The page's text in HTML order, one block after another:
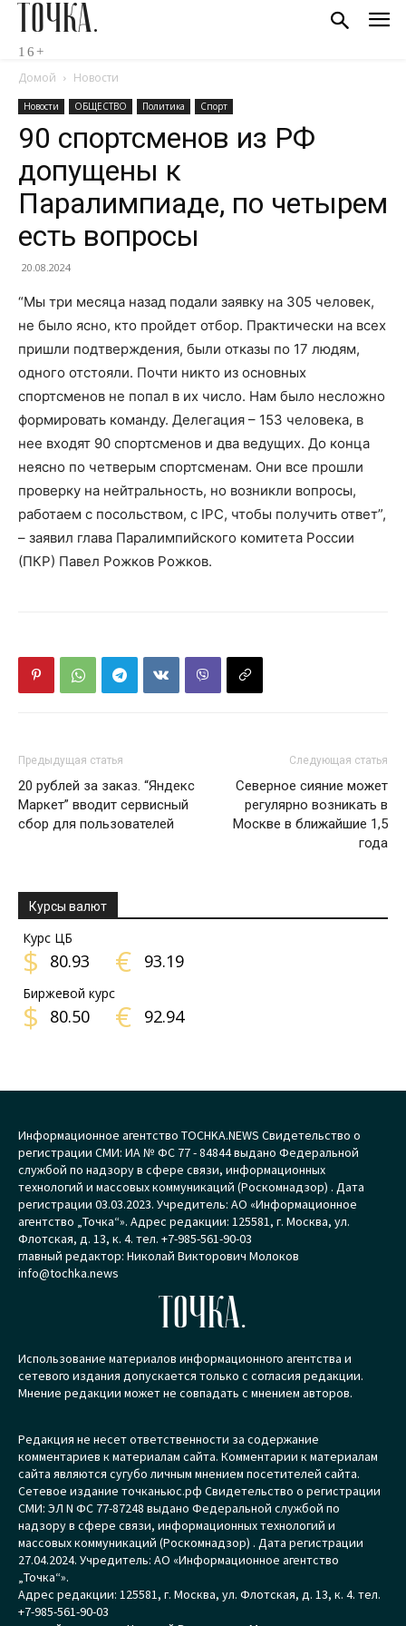
ТОЧКА.
16+
Домой Новости
Новости ОБЩЕСТВО Политика Спорт
90 спортсменов из РФ
допущены к
Паралимпиаде, по четырем
есть вопросы
20.08.2024
“Мы три месяца назад подали заявку на 305 человек,
не было ясно, кто пройдет отбор. Практически на всех
пришли подтверждения, были отказы по 17 людям,
одного отстояли. Почти никто из основных
спортсменов не попал в их число. Нам было несложно
формировать команду. Делегация – 153 человека, в
нее входят 90 спортсменов и два ведущих. До конца
неясно по четверым спортсменам. Они все прошли
проверку на нейтральность, но возникли вопросы,
работаем с посольством, с IPC, чтобы получить ответ”,
– заявил глава Паралимпийского комитета России
(ПКР) Павел Рожков Рожков.
Предыдущая статья
20 рублей за заказ. “Яндекс
Маркет” вводит сервисный
сбор для пользователей
Следующая статья
Северное сияние может
регулярно возникать в
Москве в ближайшие 1,5
года
Курсы валют
Курс ЦБ
$ 80.93 € 93.19
Биржевой курс
$ 80.50 € 92.94
Информационное агентство TOCHKA.NEWS Свидетельство о
регистрации СМИ: ИА № ФС 77 - 84844 выдано Федеральной
службой по надзору в сфере связи, информационных
технологий и массовых коммуникаций (Роскомнадзор) . Дата
регистрации 03.03.2023. Учредитель: АО «Информационное
агентство „Точка“». Адрес редакции: 125581, г. Москва, ул.
Флотская, д. 13, к. 4. тел. +7-985-561-90-03
главный редактор: Николай Викторович Молоков
info@tochka.news
ТОЧКА.
Использование материалов информационного агентства и
сетевого издания допускается только с согласия редакции.
Мнение редакции может не совпадать с мнением авторов.
Редакция не несет ответственности за содержание
комментариев к материалам сайта. Комментарии к материалам
сайта являются сугубо личным мнением посетителей сайта.
Сетевое издание точканьюс.рф Свидетельство о регистрации
СМИ: ЭЛ N ФС 77-87248 выдано Федеральной службой по
надзору в сфере связи, информационных технологий и
массовых коммуникаций (Роскомнадзор) . Дата регистрации
27.04.2024. Учредитель: АО «Информационное агентство
„Точка“».
Адрес редакции: 125581, г. Москва, ул. Флотская, д. 13, к. 4. тел.
+7-985-561-90-03